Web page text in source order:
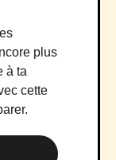
plus
à ta
cette